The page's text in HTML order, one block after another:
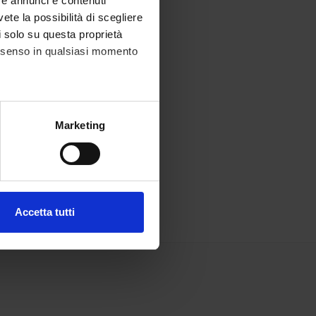
la possibilità di scegliere
su questa proprietà
in qualsiasi momento
metro,Marketing
Accetta tutti